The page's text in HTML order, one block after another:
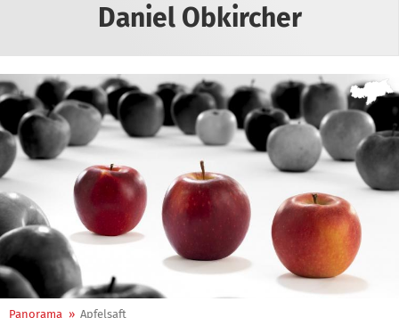
Daniel Obkircher
Panorama » Apfelsaft